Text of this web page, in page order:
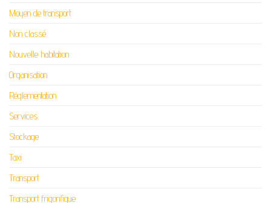
Moyen de transport
Non classé
Nouvelle habitation
Organisation
Réglementation
Services
Stockage
Taxi
Transport
Transport frigorifique